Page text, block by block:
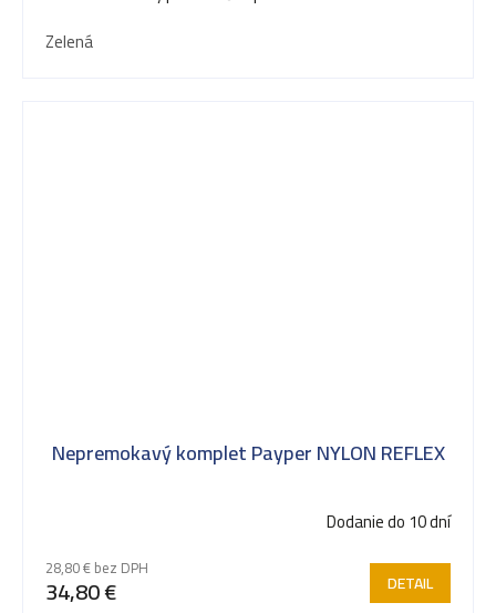
Zelená
Nepremokavý komplet Payper NYLON REFLEX
Dodanie do 10 dní
28,80 € bez DPH
34,80 € DETAIL